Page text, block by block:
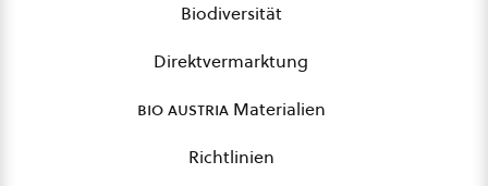
Biodiversität
Direktvermarktung
bio austriaMaterialien
Richtlinien